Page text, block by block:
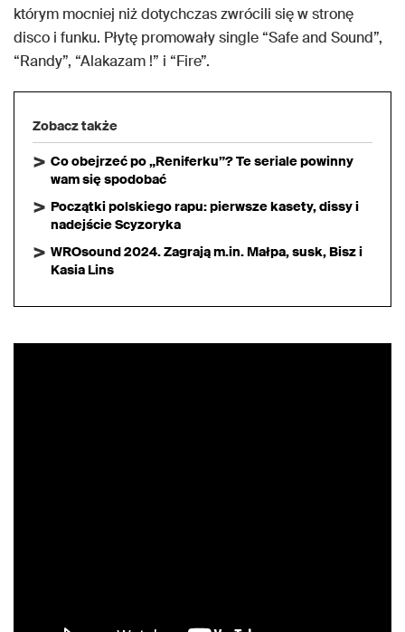
którym mocniej niż dotychczas zwrócili się w stronę
disco i funku. Płytę promowały single “Safe and Sound”,
“Randy”, “Alakazam !” i “Fire”.
Zobacz także
Co obejrzeć po „Reniferku”? Te seriale powinny
wam się spodobać
Początki polskiego rapu: pierwsze kasety, dissy i
nadejście Scyzoryka
WROsound 2024. Zagrają m.in. Małpa, susk, Bisz i
Kasia Lins